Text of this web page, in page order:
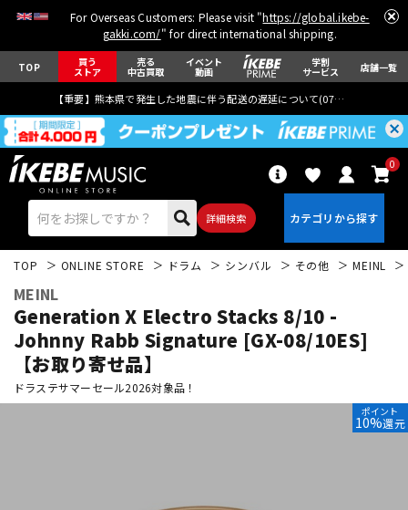
For Overseas Customers: Please visit "https://global.ikebe-
gakki.com/" for direct international shipping.
TOP 買う
ストア
売る
中古買取
イベント
動画
学割
サービス 店舗一覧
【重要】熊本県で発生した地震に伴う配送の遅延について(07月29日
詳細検索
0
エレキギター
TOP ONLINE STORE ドラム シンバル その他 MEINL
MEINL
Generation X Electro Stacks 8/10 -
Johnny Rabb Signature [GX-08/10ES]
【お取り寄せ品】
ドラステサマーセール2026対象品！
ポイント
10%還元